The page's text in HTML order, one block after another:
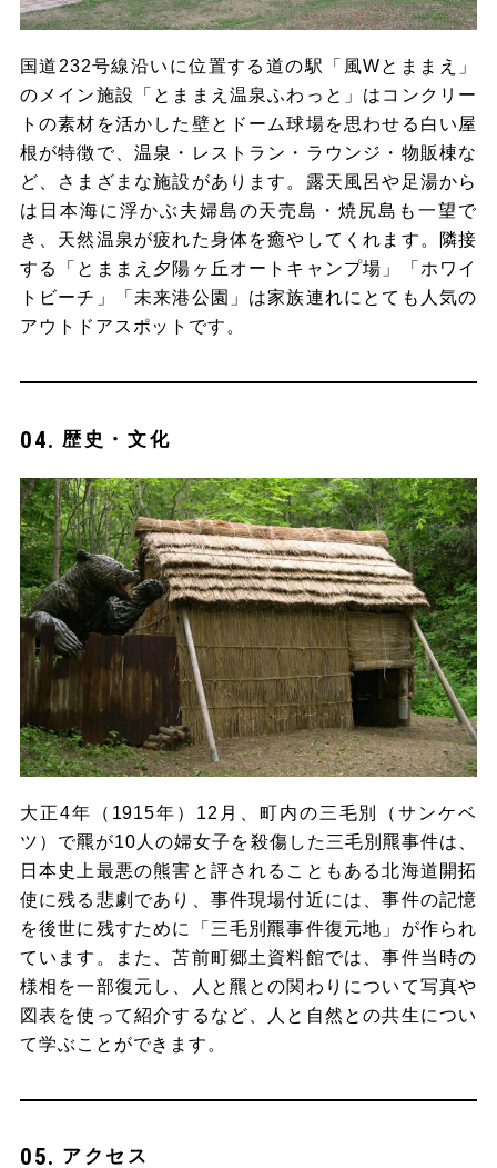
国道232号線沿いに位置する道の駅「風Wとままえ」
のメイン施設「とままえ温泉ふわっと」はコンクリー
トの素材を活かした壁とドーム球場を思わせる白い屋
根が特徴で、温泉・レストラン・ラウンジ・物販棟な
ど、さまざまな施設があります。露天風呂や足湯から
は日本海に浮かぶ夫婦島の天売島・焼尻島も一望で
き、天然温泉が疲れた身体を癒やしてくれます。隣接
する「とままえ夕陽ヶ丘オートキャンプ場」「ホワイ
トビーチ」「未来港公園」は家族連れにとても人気の
アウトドアスポットです。
歴史・文化
大正4年（1915年）12月、町内の三毛別（サンケベ
ツ）で羆が10人の婦女子を殺傷した三毛別羆事件は、
日本史上最悪の熊害と評されることもある北海道開拓
使に残る悲劇であり、事件現場付近には、事件の記憶
を後世に残すために「三毛別羆事件復元地」が作られ
ています。また、苫前町郷土資料館では、事件当時の
様相を一部復元し、人と羆との関わりについて写真や
図表を使って紹介するなど、人と自然との共生につい
て学ぶことができます。
アクセス